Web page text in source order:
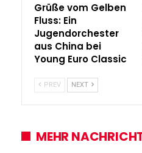
Grüße vom Gelben
Fluss: Ein
Jugendorchester
aus China bei
Young Euro Classic
PREV NEXT
MEHR